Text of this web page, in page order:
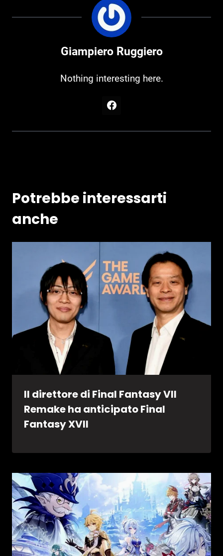
Giampiero Ruggiero
Nothing interesting here.
Potrebbe interessarti
anche
Il direttore di Final Fantasy VII
Remake ha anticipato Final
Fantasy XVII